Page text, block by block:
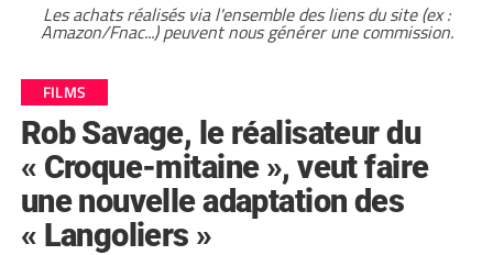
Les achats réalisés via l'ensemble des liens du site (ex :
Amazon/Fnac...) peuvent nous générer une commission.
FILMS
Rob Savage, le réalisateur du
« Croque-mitaine », veut faire
une nouvelle adaptation des
« Langoliers »